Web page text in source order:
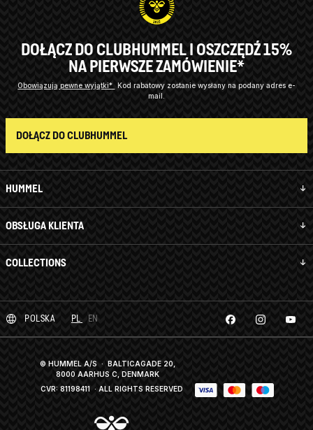
HUMMEL
OBSŁUGA KLIENTA
COLLECTIONS
DOŁĄCZ DO CLUBHUMMEL I OSZCZĘDŹ 15%
NA PIERWSZE ZAMÓWIENIE*
Obowiązują pewne wyjątki*
Kod rabatowy zostanie wysłany na podany adres e-
mail.
DOŁĄCZ DO CLUBHUMMEL
POLSKA PL EN
© HUMMEL A/S · BALTICAGADE 20,
8000 AARHUS C, DENMARK
CVR: 81198411 · ALL RIGHTS RESERVED